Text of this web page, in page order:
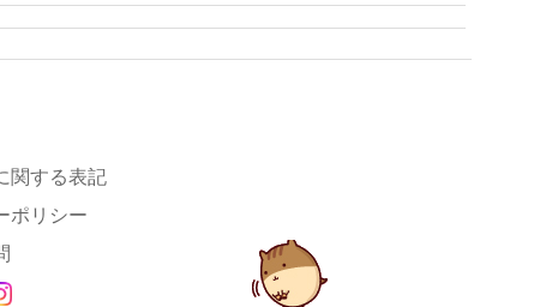
関する表記
ポリシー